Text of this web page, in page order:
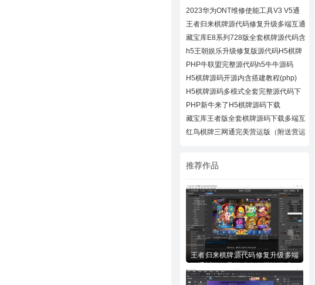
2023华为ONT维修使能工具V3 V5通
用下载
王者归来棋牌源代码修复升级多端互通
近百款
藏宝库E8系列728版全套棋牌源代码含
728UI工
h5王朝娱乐升级修复版源代码H5棋牌
全套源码
PHP牛联盟完整源代码h5牛牛源码
H5棋牌源码开源内含搭建教程(php)
H5棋牌源码多模式全套完整源代码下
载
PHP新牛来了H5棋牌源码下载
藏宝库王者版全套棋牌源码下载多端互
通棋牌
红鸟棋牌三网通完美营运版（附送营运
推荐作品
王者归来棋牌源代码修复升级多端
载